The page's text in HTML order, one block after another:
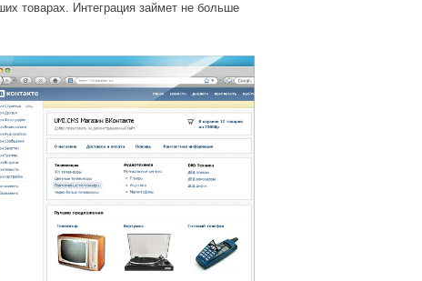
товарах. Интеграция займет не больше